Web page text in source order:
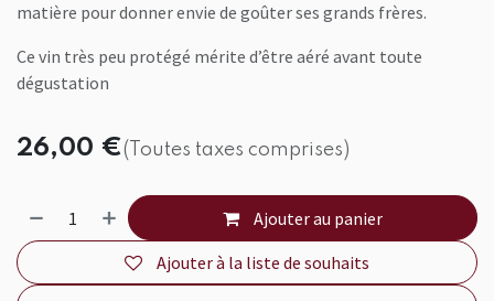
matière pour donner envie de goûter ses grands frères.
Ce vin très peu protégé mérite d’être aéré avant toute
dégustation
26,00 €(Toutes taxes comprises)
Ajouter au panier
Ajouter à la liste de souhaits